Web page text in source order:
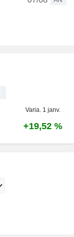
Varia. 1 janv.
+19,52 %